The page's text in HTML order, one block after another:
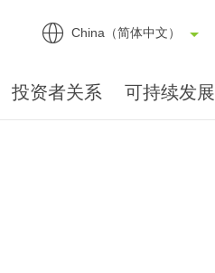
China（简体中文）
投资者关系 可持续发展